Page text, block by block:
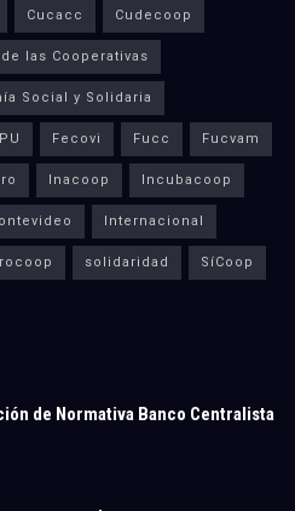
Cucacc Cudecoop
las Cooperativas
Social y Solidaria
Fecovi Fucc Fucvam
Inacoop Incubacoop
Internacional
solidaridad SíCoop
de Normativa Banco Centralista